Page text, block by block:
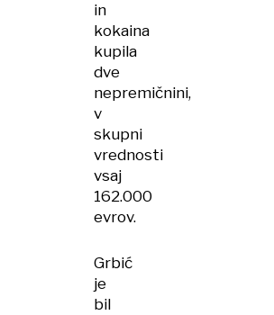
in
kokaina
kupila
dve
nepremičnini,
v
skupni
vrednosti
vsaj
162.000
evrov.
Grbić
je
bil